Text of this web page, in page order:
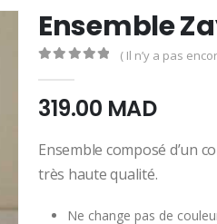
Ensemble
( Il n’y a pas
319.00 MAD
Ensemble composé d’un
très haute qualité.
Ne change pas de